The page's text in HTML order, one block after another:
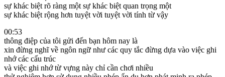
sự khác biệt rõ ràng một sự khác biệt quan trọng một
sự khác biệt rộng hơn tuyệt vời tuyệt vời tính từ vậy
00:53
thông điệp của tôi gửi đến bạn hôm nay là
xin đừng nghĩ về ngôn ngữ như các quy tắc đừng dựa vào việc ghi
nhớ các cấu trúc
và việc ghi nhớ từ vựng này chỉ cần chơi nhiều